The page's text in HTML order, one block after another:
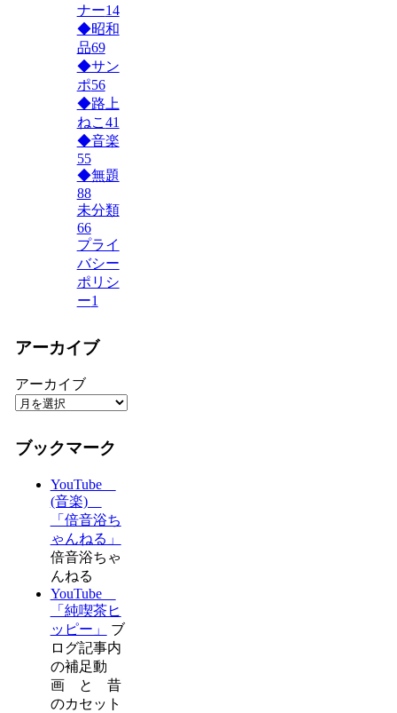
ナー14
◆昭和
品69
◆サン
ポ56
◆路上
ねこ 41
◆音楽
55
◆無題
88
未分類
66
プライ
バシー
ポリシ
ー1
アーカイブ
アーカイブ
ブックマーク
YouTube
(音楽)
「倍音浴ち
ゃんねる」
倍音浴ちゃ
んねる
YouTube
「純喫茶ヒ
ッピー」
ブ
ログ記事内
の補足動
画 と 昔
のカセット